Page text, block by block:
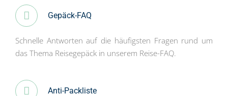
Gepäck-FAQ
Schnelle Antworten auf die häufigsten Fragen rund um
das Thema Reisegepäck in unserem Reise-FAQ.
Anti-Packliste